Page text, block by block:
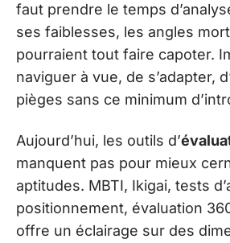
faut prendre le temps
ses faiblesses, les angles
pourraient tout faire capoter.
naviguer à vue, de s’adapter,
pièges sans ce minimum
Aujourd’hui, les outils d’
manquent pas pour mieux
aptitudes. MBTI, Ikigai, tests
positionnement, évaluation
offre un éclairage sur des